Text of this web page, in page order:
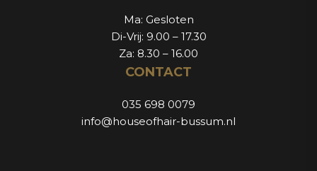
Ma: Gesloten
Di-Vrij: 9.00 – 17.30
Za: 8.30 – 16.00
CONTACT
035 698 0079
info@houseofhair-bussum.nl